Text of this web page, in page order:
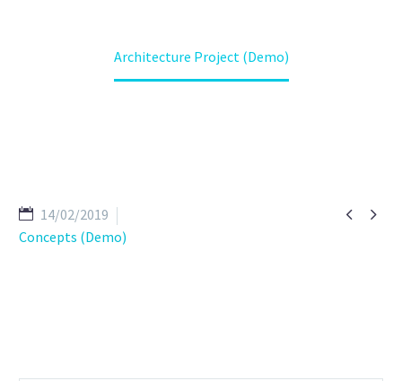
Architecture Project (Demo)
 
14/02/2019
Concepts (Demo)